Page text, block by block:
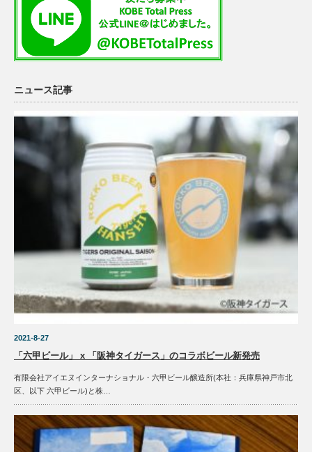
ニュース記事
2021-8-27
「六甲ビール」 x 「阪神タイガース」のコラボビール新発売
有限会社アイエヌインターナショナル・六甲ビール醸造所(本社：兵庫県神戸市北
区、以下 六甲ビール)と株…